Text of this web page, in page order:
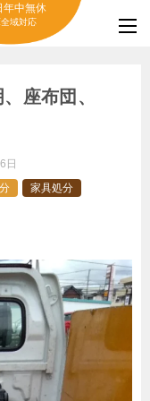
年中無休
域対応
座布団、
日
家具処分